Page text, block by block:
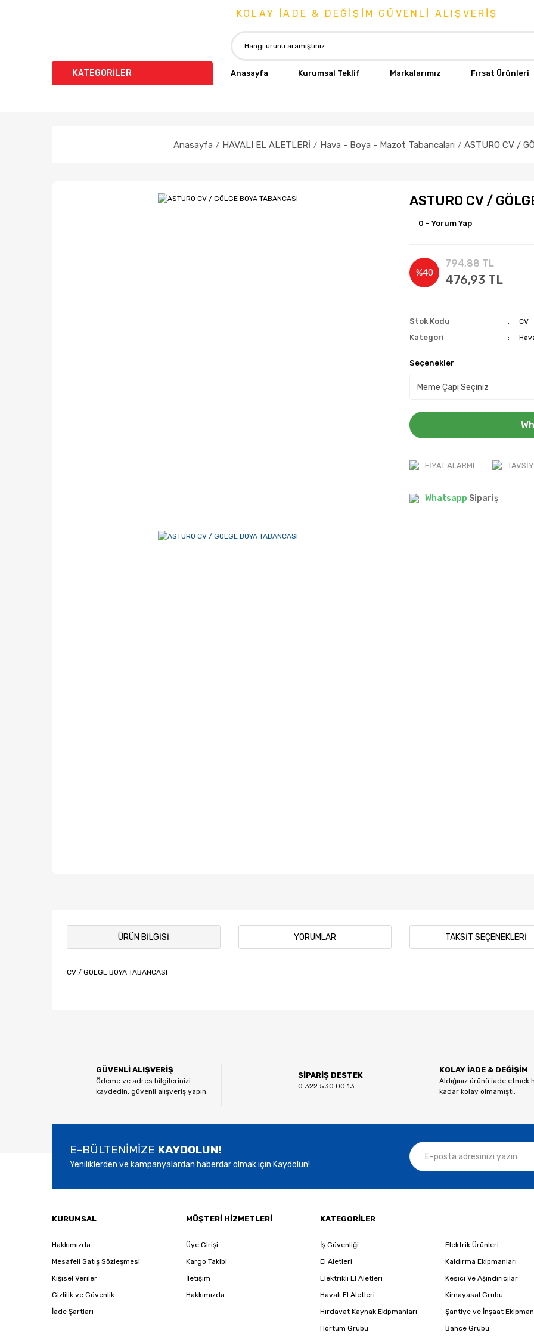
KOLAY İADE & DEĞİŞİM GÜVENLİ ALIŞVERİŞ
KATEGORİLER Anasayfa Kurumsal Teklif Markalarımız Fırsat Ürünleri
Anasayfa HAVALI EL ALETLERİ Hava - Boya - Mazot Tabancaları ASTURO CV /
ASTURO CV /
0 - Yorum Yap
%40
794,88 TL
476,93 TL
Stok Kodu CV
Kategori
Seçenekler
FIYAT ALARMI
Whatsapp Sipariş
ÜRÜN BILGISI YORUMLAR TAKSIT SEÇENEKLERI
CV / GÖLGE BOYA TABANCASI
Ürün açıklamasında eksik bilgiler bulunuyor.
Ürün bilgilerinde hatalar bulunuyor.
GÜVENLİ ALIŞVERİŞ
Ödeme ve adres bilgilerinizi
kaydedin, güvenli alışveriş yapın.
SİPARİŞ DESTEK
0 322 530 00 13
KOLAY İADE & DEĞİŞİM
Aldığınız ürünü iade etmek
kadar kolay olmamıştı.
E-BÜLTENİMİZE KAYDOLUN!
Yeniliklerden ve kampanyalardan haberdar olmak için Kaydolun!
KURUMSAL
Hakkımızda
Mesafeli Satış Sözleşmesi
Kişisel Veriler
Gizlilik ve Güvenlik
İade Şartları
MÜŞTERİ HİZMETLERİ
Üye Girişi
Kargo Takibi
İletişim
Hakkımızda
KATEGORİLER
İş Güvenliği
Elektrik Ürünleri
El Aletleri
Kaldırma Ekipmanları
Elektrikli El Aletleri
Kesici Ve Aşındırıcılar
Havalı El Aletleri
Kimayasal Grubu
Hırdavat Kaynak Ekipmanları
Şantiye ve İnşaat
Hortum Grubu
Bahçe Grubu